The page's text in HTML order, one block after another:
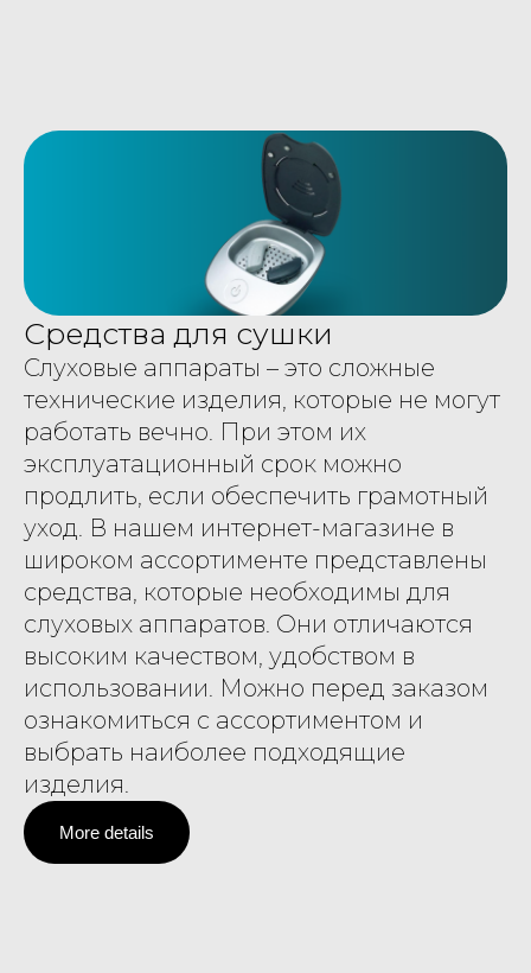
Tilda Publishing
Средства для сушки
Слуховые аппараты – это сложные
технические изделия, которые не могут
работать вечно. При этом их
эксплуатационный срок можно
продлить, если обеспечить грамотный
уход. В нашем интернет-магазине в
широком ассортименте представлены
средства, которые необходимы для
слуховых аппаратов. Они отличаются
высоким качеством, удобством в
использовании. Можно перед заказом
ознакомиться с ассортиментом и
выбрать наиболее подходящие
изделия.
More details